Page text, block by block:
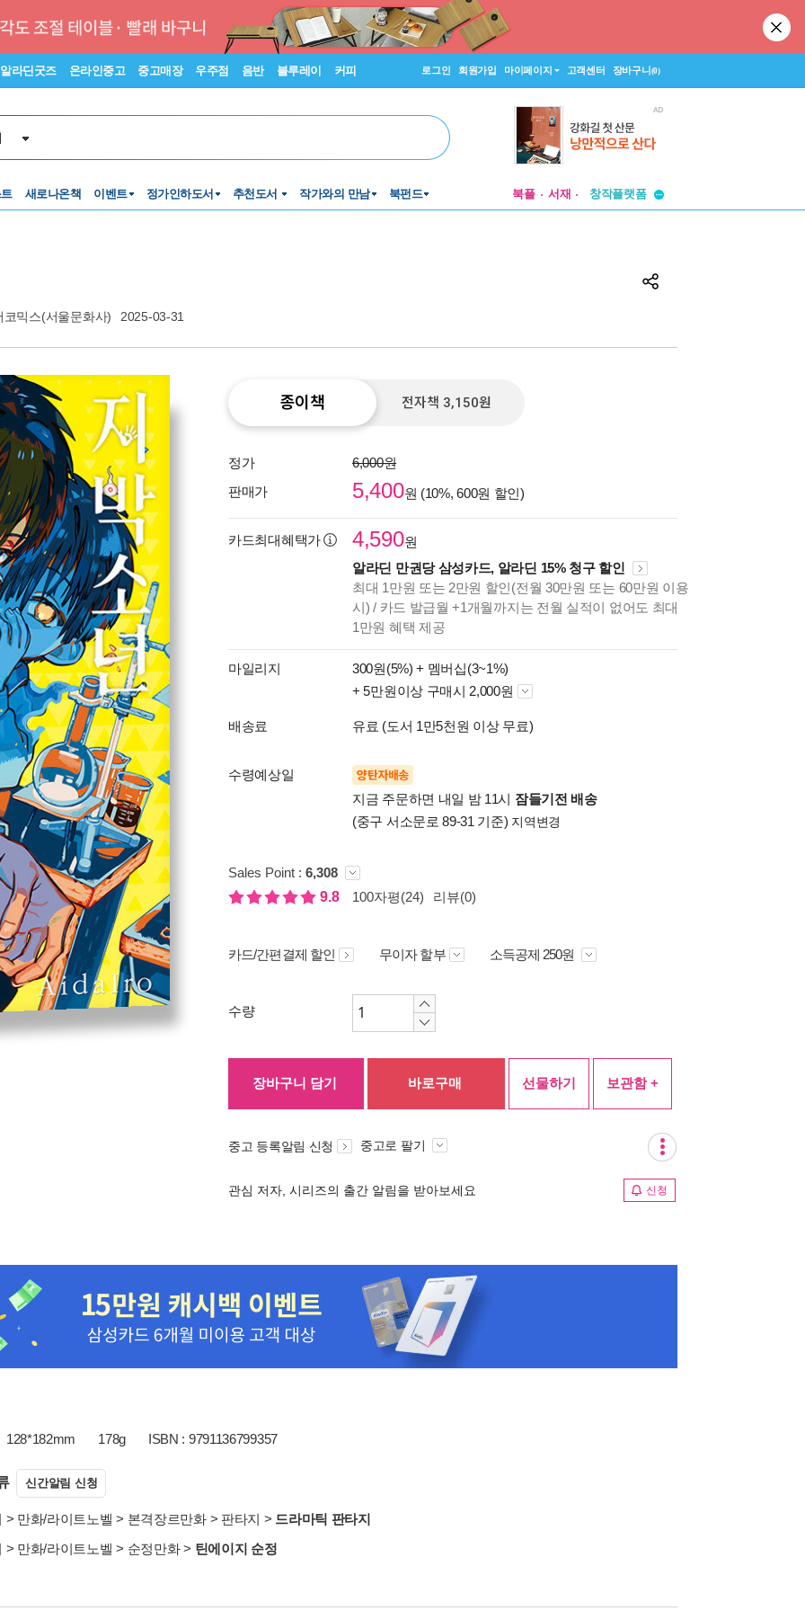
알라딘굿즈 온라인중고 중고매장 우주점 음반 블루레이 커피 로그인 회원가입 마이페이지 고객센터 장바구니(0)
새로나온책 이벤트 정가인하도서 추천도서 작가와의 만남 북펀드 북플 서재
창작플랫폼
코믹스(서울문화사) 2025-03-31
종이책 전자책 3,150원
정가
6,000원
판매가
5,400원 (10%, 600원 할인)
카드최대혜택가 4,590원
알라딘 만권당 삼성카드, 알라딘 15% 청구 할인
최대 1만원 또는 2만원 할인(전월 30만원 또는 60만원 이용
시) / 카드 발급월 +1개월까지는 전월 실적이 없어도 최대
1만원 혜택 제공
마일리지 300원(5%) + 멤버십(3~1%)
+ 5만원이상 구매시 2,000원
배송료 유료 (도서 1만5천원 이상 무료)
수령예상일 양탄자배송
지금 주문하면 내일 밤 11시 잠들기전 배송
(중구 서소문로 89-31 기준) 지역변경
Sales Point : 6,308
9.8
100자평(24) 리뷰(0)
카드/간편결제 할인 무이자 할부 소득공제 250원
수량
장바구니 담기 바로구매 선물하기 보관함 +
중고 등록알림 신청 중고로 팔기
관심 저자, 시리즈의 출간 알림을 받아보세요 신청
128*182mm 178g ISBN : 9791136799357
신간알림 신청
> 만화/라이트노벨 > 본격장르만화> 판타지 > 드라마틱 판타지
> 만화/라이트노벨 > 순정만화> 틴에이지 순정